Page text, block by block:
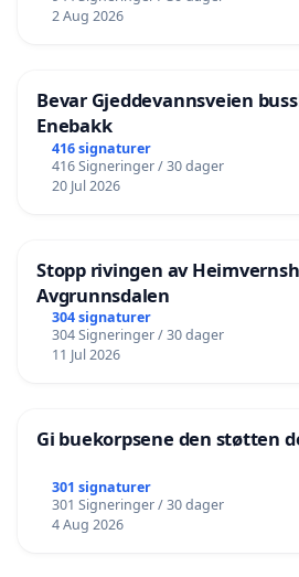
2 Aug 2026
Bevar Gjeddevannsveien
Enebakk
416 signaturer
416 Signeringer / 30 dager
20 Jul 2026
Stopp rivingen av
Avgrunnsdalen
304 signaturer
304 Signeringer / 30 dager
11 Jul 2026
Gi buekorpsene den støtten
301 signaturer
301 Signeringer / 30 dager
4 Aug 2026